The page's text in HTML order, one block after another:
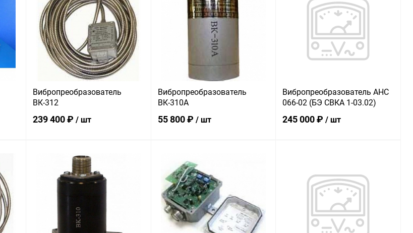
Вибропреобразователь
ВК-312
239 400 ₽ / шт
В корзину
Вибропреобразователь
ВК-310А
55 800 ₽ / шт
Купить в 1 клик
В избранное В наличии
Вибропреобразователь АНС
066-02 (БЭ СВКА 1-03.02)
245 000 ₽/ шт
Купить в 1 клик Сравнение